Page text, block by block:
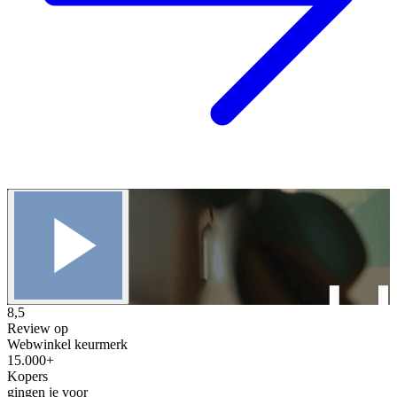
8,5
Review op
Webwinkel keurmerk
15.000+
Kopers
gingen je voor